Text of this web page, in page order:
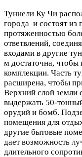
Туннели Ку Чи
города и состоят
протяженностью
ответвлений,
входами в другие
м достаточна, чтобы
комплекции. Часть
расширена, чтобы
Верхний слой земли
выдержать 50-
орудий и бомб.
помещения для
другие бытовые
дает возможность
длительного